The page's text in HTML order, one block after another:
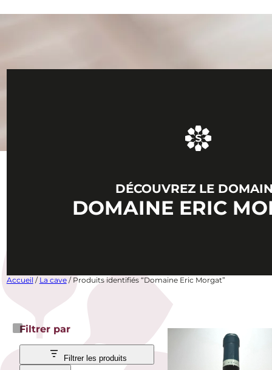
DÉCOUVREZ LE
DOMAINE ERIC
Accueil / La cave/ Produits identifiés “Domaine Eric Morgat”
Filtrer par
Filtrer les produits